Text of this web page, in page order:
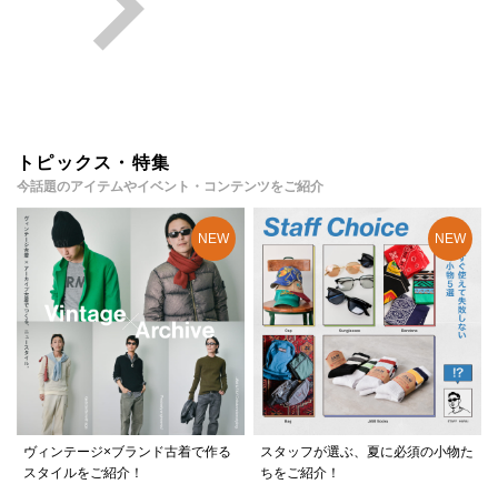
トピックス・特集
今話題のアイテムやイベント・コンテンツをご紹介
ヴィンテージ×ブランド古着で作る
スタイルをご紹介！
スタッフが選ぶ、夏に必須の小物た
ちをご紹介！